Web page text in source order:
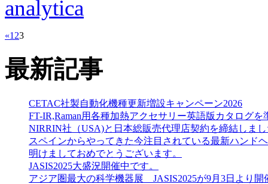
«1 23
最新記事
CETAC社製自動化機種更新増設キャンペーン2026
FT-IR,Raman用各種加熱アクセサリー英語版カタログを
NIRRIN社（USA)と日本総販売代理店契約を締結しま
スペインからやってきた今注目されている最新ハンド
明けましておめでとうございます。
JASIS2025大盛況開催中です。
アジア圏最大の科学機器展 JASIS2025が9月3日より開